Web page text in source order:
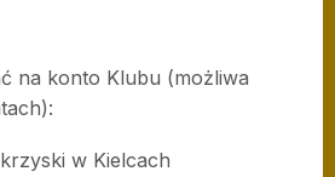
na konto Klubu (możliwa
w Kielcach